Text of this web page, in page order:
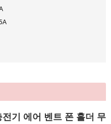
기 에어 벤트 폰 홀더 무